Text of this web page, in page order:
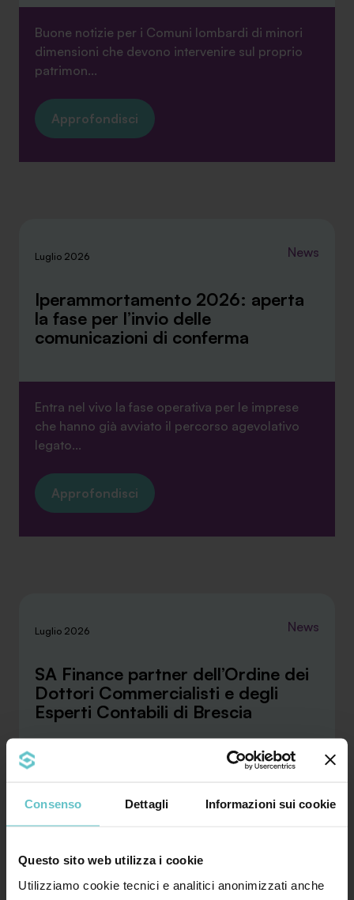
Consenso Dettagli Informazioni sui cookie
Questo sito web utilizza i cookie
Utilizziamo cookie tecnici e analitici anonimizzati anche
Buone notizie per i Comuni lombardi di minori
dimensioni che devono intervenire sul proprio
patrimon...
Approfondisci
Luglio 2026 News
Iperammortamento 2026: aperta
la fase per l’invio delle
comunicazioni di conferma
Entra nel vivo la fase operativa per le imprese
che hanno già avviato il percorso agevolativo
legato...
Approfondisci
Luglio 2026 News
SA Finance partner dell’Ordine dei
Dottori Commercialisti e degli
Esperti Contabili di Brescia
rafforza la collaborazione tra SA Finance e i
Approfondisci